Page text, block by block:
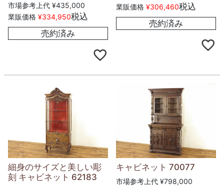
市場参考上代 ¥435,000
業販価格 ¥334,950税込
売約済み
業販価格 ¥306,460税込
売約済み
細身のサイズと美しい彫
刻 キャビネット 62183
キャビネット 70077
市場参考上代 ¥798,000